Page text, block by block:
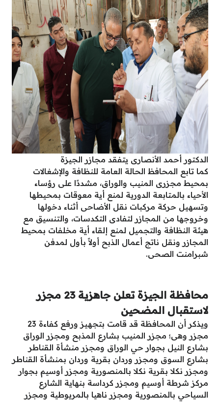
الدكتور أحمد الأنصارى يتفقد مجازر الجيزة
كما تابع المحافظ الحالة العامة للنظافة والإشغالات
بمحيط مجزرى المنيب والوراق، مشددًا على رؤساء
الأحياء بالمتابعة الدورية لمنع أية معوقات بمحيطها
وتسهيل حركة مركبات نقل الأضاحى أثناء دخولها
وخروجها من المجازر لتفادى التكدسات، والتنسيق مع
هيئة النظافة والتجميل لمنع إلقاء أية مخلفات بمحيط
المجازر ونقل ناتج أعمال الذبح أولاً بأول لمدفن
شبرامنت الصحى.
محافظة الجيزة تعلن جاهزية 23 مجزر
لاستقبال المضحين
ويذكر أن المحافظة قد قامت بتجهيز ورفع كفاءة 23
مجزر وهى؛ مجزر المنيب بشارع المذبح ومجزر الوراق
بشارع النيل بجوار حي الوراق ومجزر منشأة القناطر
بشارع السوق ومجزر وردان بقرية وردان بمنشأة القناطر
ومجزر نكلا بقرية نكلا بالمنصورية ومجزر أوسيم بجوار
مركز شرطة أوسيم ومجزر كرداسة بنهاية الشارع
السياحي بالمنصورية ومجزر ناهيا بالمريوطية ومجزر